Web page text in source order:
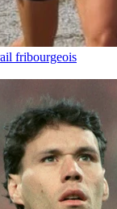
fribourgeois